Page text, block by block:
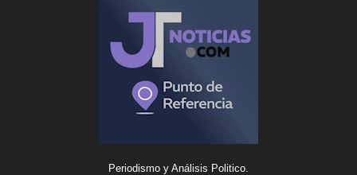
Periodismo y Análisis Politico.